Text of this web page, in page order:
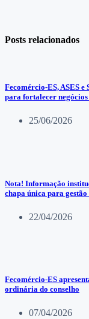
Posts relacionados
Fecomércio-ES, ASES
para fortalecer
25/06/2026
Nota! Informação
chapa única para gestão
22/04/2026
Fecomércio-ES
ordinária do conselho
07/04/2026